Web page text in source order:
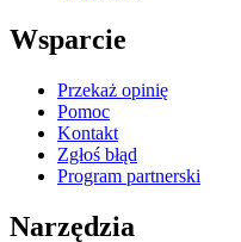
Wsparcie
Przekaż opinię
Pomoc
Kontakt
Zgłoś błąd
Program partnerski
Narzędzia